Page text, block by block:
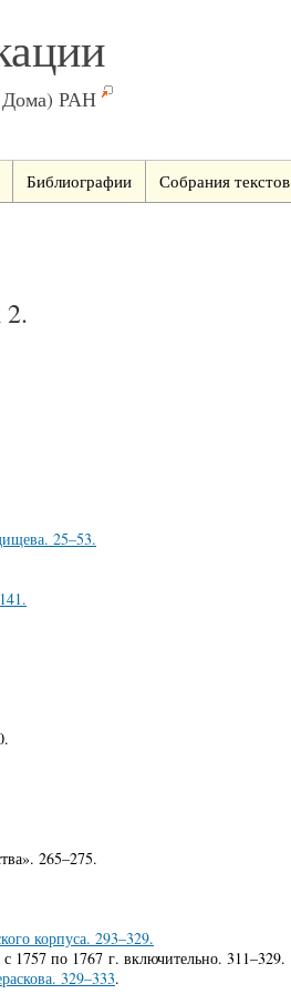
Дома) РАН
Библиографии Собрания текстов
25–53.
265–275.
корпуса. 293–329.
1757 по 1767 г. включительно. 311–329.
329–333.